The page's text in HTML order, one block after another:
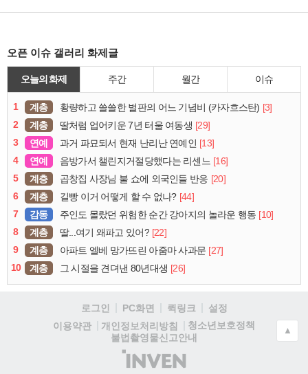
오픈 이슈 갤러리 화제글
오늘의 화제 주간 월간 이슈
1 계층 황량하고 쓸쓸한 벌판의 어느 기념비 (카자흐스탄) [3]
2
계층 딸처럼 업어키운 7년 터울 여동생 [29]
3
연예 과거 파묘되서 현재 난리난 연예인 [13]
4
연예 음방가서 챌린지거절당했다는 리센느 [16]
5
계층 곱창집 사장님 불 쇼에 외국인들 반응 [20]
6
계층 길빵 이거 어떻게 할 수 없나? [44]
7
감동 주인도 몰랐던 위험한 순간 강아지의 놀라운 행동 [10]
8
계층 딸...여기 왜파고 있어? [22]
9
계층 아파트 엘베 망가뜨린 아줌마 사과문 [27]
10
계층 그 시절을 견뎌낸 80년대생 [26]
로그인 PC화면 퀵링크
설정
이용약관
개인정보처리방침
청소년보호정책
불법촬영물신고안내
(주)
인
▲